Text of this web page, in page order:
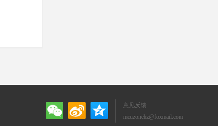
意见反馈
mcuzonehz@foxmail.com